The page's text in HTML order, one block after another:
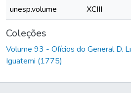
unesp.volume
XCIII
Coleções
Volume 93 - Ofícios do General D.
Iguatemi (1775)